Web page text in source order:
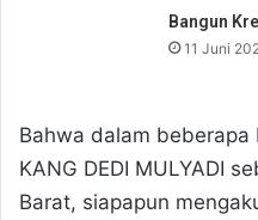
Bangun
11 Juni
Bahwa dalam beberapa
KANG DEDI MULYADI
Barat, siapapun